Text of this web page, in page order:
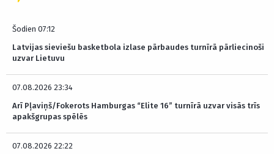
Šodien 07:12
Latvijas sieviešu basketbola izlase pārbaudes turnīrā pārliecinoši
uzvar Lietuvu
07.08.2026 23:34
Arī Pļaviņš/Fokerots Hamburgas “Elite 16” turnīrā uzvar visās trīs
apakšgrupas spēlēs
07.08.2026 22:22